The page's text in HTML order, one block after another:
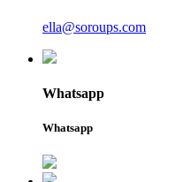
ella@soroups.com
Whatsapp
Whatsapp